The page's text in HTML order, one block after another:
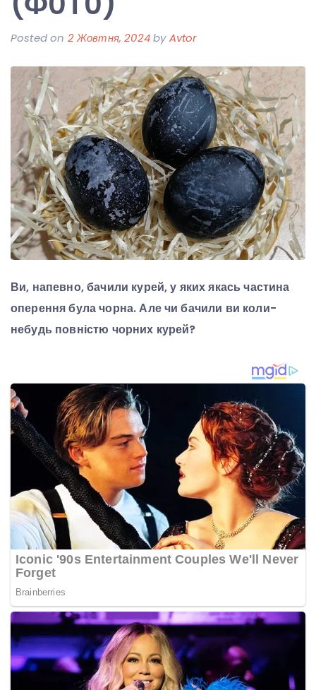
Posted on 2 Жовтня, 2024byAvtor
Ви, напевно, бачили курей, у яких якась частина
оперення була чорна. Але чи бачили ви коли-
небудь повністю чорних курей?